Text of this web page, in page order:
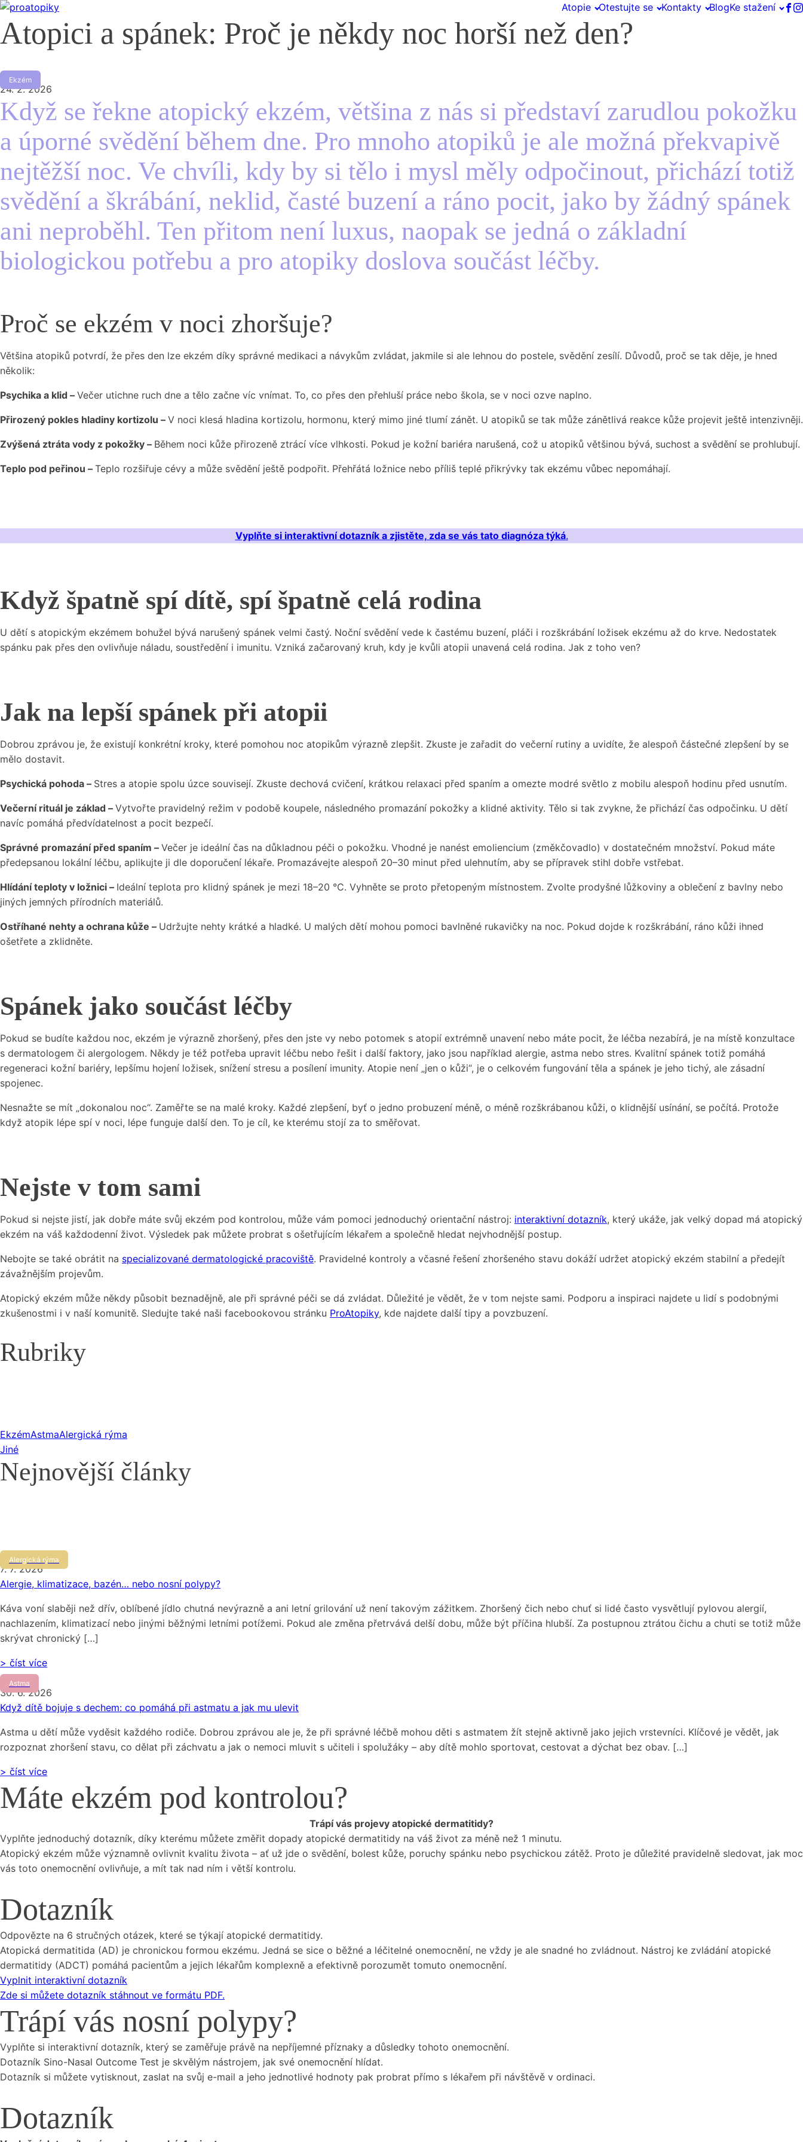
Atopie Otestujte se Kontakty BlogKe stažení
Atopici a spánek: Proč je někdy noc horší než den?
Ekzém
24. 2. 2026
Když se řekne atopický ekzém, většina z nás si představí zarudlou pokožku
a úporné svědění během dne. Pro mnoho atopiků je ale možná překvapivě
nejtěžší noc. Ve chvíli, kdy by si tělo i mysl měly odpočinout, přichází totiž
svědění a škrábání, neklid, časté buzení a ráno pocit, jako by žádný spánek
ani neproběhl. Ten přitom není luxus, naopak se jedná o základní
biologickou potřebu a pro atopiky doslova součást léčby.
Proč se ekzém v noci zhoršuje?
Většina atopiků potvrdí, že přes den lze ekzém díky správné medikaci a návykům zvládat, jakmile si ale lehnou do postele, svědění zesílí. Důvodů, proč se tak děje, je hned
několik:
Psychika a klid – Večer utichne ruch dne a tělo začne víc vnímat. To, co přes den přehluší práce nebo škola, se v noci ozve naplno.
Přirozený pokles hladiny kortizolu – V noci klesá hladina kortizolu, hormonu, který mimo jiné tlumí zánět. U atopiků se tak může zánětlivá reakce kůže projevit ještě intenzivněji.
Zvýšená ztráta vody z pokožky – Během noci kůže přirozeně ztrácí více vlhkosti. Pokud je kožní bariéra narušená, což u atopiků většinou bývá, suchost a svědění se prohlubují.
Teplo pod peřinou – Teplo rozšiřuje cévy a může svědění ještě podpořit. Přehřátá ložnice nebo příliš teplé přikrývky tak ekzému vůbec nepomáhají.
Vyplňte si interaktivní dotazník a zjistěte, zda se vás tato diagnóza týká.
Když špatně spí dítě, spí špatně celá rodina
U dětí s atopickým ekzémem bohužel bývá narušený spánek velmi častý. Noční svědění vede k častému buzení, pláči i rozškrábání ložisek ekzému až do krve. Nedostatek
spánku pak přes den ovlivňuje náladu, soustředění i imunitu. Vzniká začarovaný kruh, kdy je kvůli atopii unavená celá rodina. Jak z toho ven?
Jak na lepší spánek při atopii
Dobrou zprávou je, že existují konkrétní kroky, které pomohou noc atopikům výrazně zlepšit. Zkuste je zařadit do večerní rutiny a uvidíte, že alespoň částečné zlepšení by se
mělo dostavit.
Psychická pohoda – Stres a atopie spolu úzce souvisejí. Zkuste dechová cvičení, krátkou relaxaci před spaním a omezte modré světlo z mobilu alespoň hodinu před usnutím.
Večerní rituál je základ – Vytvořte pravidelný režim v podobě koupele, následného promazání pokožky a klidné aktivity. Tělo si tak zvykne, že přichází čas odpočinku. U dětí
navíc pomáhá předvídatelnost a pocit bezpečí.
Správné promazání před spaním – Večer je ideální čas na důkladnou péči o pokožku. Vhodné je nanést emoliencium (změkčovadlo) v dostatečném množství. Pokud máte
předepsanou lokální léčbu, aplikujte ji dle doporučení lékaře. Promazávejte alespoň 20–30 minut před ulehnutím, aby se přípravek stihl dobře vstřebat.
Hlídání teploty v ložnici – Ideální teplota pro klidný spánek je mezi 18–20 °C. Vyhněte se proto přetopeným místnostem. Zvolte prodyšné lůžkoviny a oblečení z bavlny nebo
jiných jemných přírodních materiálů.
Ostříhané nehty a ochrana kůže – Udržujte nehty krátké a hladké. U malých dětí mohou pomoci bavlněné rukavičky na noc. Pokud dojde k rozškrábání, ráno kůži ihned
ošetřete a zklidněte.
Spánek jako součást léčby
Pokud se budíte každou noc, ekzém je výrazně zhoršený, přes den jste vy nebo potomek s atopií extrémně unavení nebo máte pocit, že léčba nezabírá, je na místě konzultace
s dermatologem či alergologem. Někdy je též potřeba upravit léčbu nebo řešit i další faktory, jako jsou například alergie, astma nebo stres. Kvalitní spánek totiž pomáhá
regeneraci kožní bariéry, lepšímu hojení ložisek, snížení stresu a posílení imunity. Atopie není „jen o kůži“, je o celkovém fungování těla a spánek je jeho tichý, ale zásadní
spojenec.
Nesnažte se mít „dokonalou noc“. Zaměřte se na malé kroky. Každé zlepšení, byť o jedno probuzení méně, o méně rozškrábanou kůži, o klidnější usínání, se počítá. Protože
když atopik lépe spí v noci, lépe funguje další den. To je cíl, ke kterému stojí za to směřovat.
Nejste v tom sami
Pokud si nejste jistí, jak dobře máte svůj ekzém pod kontrolou, může vám pomoci jednoduchý orientační nástroj: interaktivní dotazník, který ukáže, jak velký dopad má atopický
ekzém na váš každodenní život. Výsledek pak můžete probrat s ošetřujícím lékařem a společně hledat nejvhodnější postup.
Nebojte se také obrátit na specializované dermatologické pracoviště. Pravidelné kontroly a včasné řešení zhoršeného stavu dokáží udržet atopický ekzém stabilní a předejít
závažnějším projevům.
Atopický ekzém může někdy působit beznadějně, ale při správné péči se dá zvládat. Důležité je vědět, že v tom nejste sami. Podporu a inspiraci najdete u lidí s podobnými
zkušenostmi i v naší komunitě. Sledujte také naši facebookovou stránku ProAtopiky, kde najdete další tipy a povzbuzení.
Rubriky
EkzémAstmaAlergická rýma
Jiné
Nejnovější články
Alergická rýma
7. 7. 2026
Alergie, klimatizace, bazén… nebo nosní polypy?
Káva voní slaběji než dřív, oblíbené jídlo chutná nevýrazně a ani letní grilování už není takovým zážitkem. Zhoršený čich nebo chuť si lidé často vysvětlují pylovou alergií,
nachlazením, klimatizací nebo jinými běžnými letními potížemi. Pokud ale změna přetrvává delší dobu, může být příčina hlubší. Za postupnou ztrátou čichu a chuti se totiž může
skrývat chronický […]
> číst více
Astma
30. 6. 2026
Když dítě bojuje s dechem: co pomáhá při astmatu a jak mu ulevit
Astma u dětí může vyděsit každého rodiče. Dobrou zprávou ale je, že při správné léčbě mohou děti s astmatem žít stejně aktivně jako jejich vrstevníci. Klíčové je vědět, jak
rozpoznat zhoršení stavu, co dělat při záchvatu a jak o nemoci mluvit s učiteli i spolužáky – aby dítě mohlo sportovat, cestovat a dýchat bez obav. […]
> číst více
Máte ekzém pod kontrolou?
Trápí vás projevy atopické dermatitidy?
Vyplňte jednoduchý dotazník, díky kterému můžete změřit dopady atopické dermatitidy na váš život za méně než 1 minutu.
Atopický ekzém může významně ovlivnit kvalitu života – ať už jde o svědění, bolest kůže, poruchy spánku nebo psychickou zátěž. Proto je důležité pravidelně sledovat, jak moc
vás toto onemocnění ovlivňuje, a mít tak nad ním i větší kontrolu.
Dotazník
Odpovězte na 6 stručných otázek, které se týkají atopické dermatitidy.
Atopická dermatitida (AD) je chronickou formou ekzému. Jedná se sice o běžné a léčitelné onemocnění, ne vždy je ale snadné ho zvládnout. Nástroj ke zvládání atopické
dermatitidy (ADCT) pomáhá pacientům a jejich lékařům komplexně a efektivně porozumět tomuto onemocnění.
Vyplnit interaktivní dotazník
Zde si můžete dotazník stáhnout ve formátu PDF.
Trápí vás nosní polypy?
Vyplňte si interaktivní dotazník, který se zaměřuje právě na nepříjemné příznaky a důsledky tohoto onemocnění.
Dotazník Sino-Nasal Outcome Test je skvělým nástrojem, jak své onemocnění hlídat.
Dotazník si můžete vytisknout, zaslat na svůj e-mail a jeho jednotlivé hodnoty pak probrat přímo s lékařem při návštěvě v ordinaci.
Dotazník